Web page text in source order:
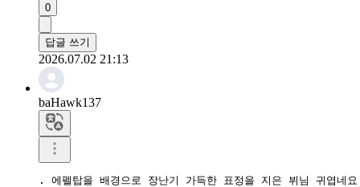
0
답글 쓰기
2026.07.02 21:13
baHawk137
. 에펠탑을 배경으로 장난기 가득한 표정을 지은 뷔님 귀엽네